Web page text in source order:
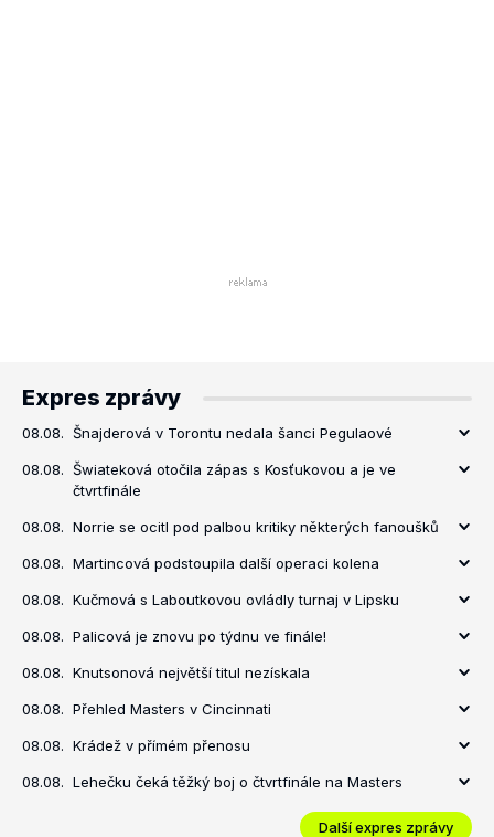
Expres zprávy
08.08. Šnajderová v Torontu nedala šanci Pegulaové
08.08. Šwiateková otočila zápas s Kosťukovou a je ve
čtvrtfinále
08.08. Norrie se ocitl pod palbou kritiky některých fanoušků
08.08. Martincová podstoupila další operaci kolena
08.08. Kučmová s Laboutkovou ovládly turnaj v Lipsku
08.08. Palicová je znovu po týdnu ve finále!
08.08. Knutsonová největší titul nezískala
08.08. Přehled Masters v Cincinnati
08.08. Krádež v přímém přenosu
08.08. Lehečku čeká těžký boj o čtvrtfinále na Masters
Další expres zprávy